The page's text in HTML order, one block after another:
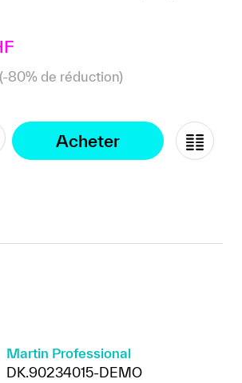
(-80% de réduction)
Acheter
Martin Professional
DK.90234015-DEMO